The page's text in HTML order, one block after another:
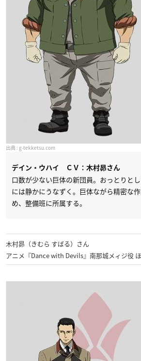
g-tekketsu.com
デイン・ウハイ ＣＶ：木村昴さん
口数が少ない巨体の新団員。おっとりと
には静かにうなずく。巨体ながら精密な
め、整備班に所属する。
木村昴（きむら すばる）さん
アニメ『Dance with Devils』南那城メィジ役 ほ